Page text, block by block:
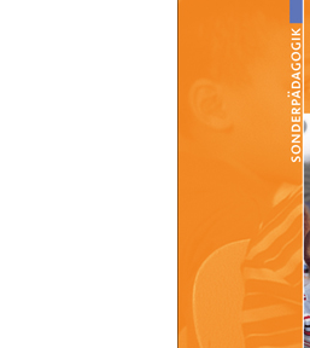
Zum Anfang der Bildergalerie springen